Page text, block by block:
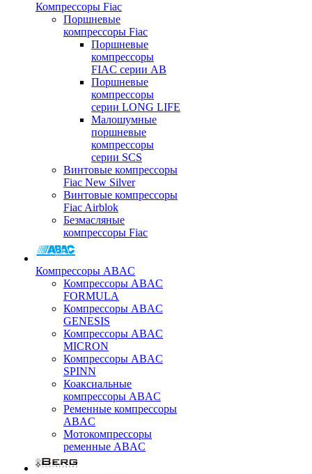
Компрессоры Fiac
Поршневые
компрессоры Fiac
Поршневые
компрессоры
FIAC серии AB
Поршневые
компрессоры
серии LONG LIFE
Малошумные
поршневые
компрессоры
серии SCS
Винтовые компрессоры
Fiac New Silver
Винтовые компрессоры
Fiac Airblok
Безмасляные
компрессоры Fiac
Компрессоры ABAC
Компрессоры ABAC
FORMULA
Компрессоры ABAC
GENESIS
Компрессоры ABAC
MICRON
Компрессоры ABAC
SPINN
Коаксиальные
компрессоры ABAC
Ременные компрессоры
ABAC
Мотокомпрессоры
ременные ABAC